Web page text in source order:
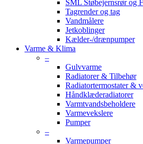
SML Støbejernsrør og
Tagrender og tag
Vandmålere
Jetkoblinger
Kælder-/drænpumper
Varme & Klima
–
Gulvvarme
Radiatorer & Tilbehør
Radiatortermostater &
Håndklæderadiatorer
Varmtvandsbeholdere
Varmevekslere
Pumper
–
Varmepumper